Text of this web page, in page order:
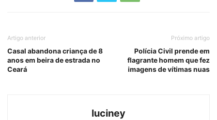
Artigo anterior
Casal abandona criança de 8
anos em beira de estrada no
Ceará
Próximo artigo
Polícia Civil prende em
flagrante homem que fez
imagens de vítimas nuas
luciney